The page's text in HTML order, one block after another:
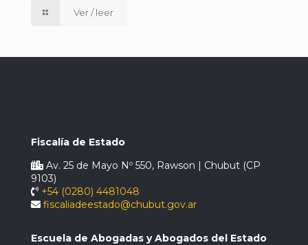
Ver / leer
Fiscalía de Estado
Av. 25 de Mayo Nº 550, Rawson | Chubut (CP
9103)
+54 (0280) 4481048
fiscaliadeestado@chubut.gov.ar
Escuela de Abogadas y Abogados del Estado